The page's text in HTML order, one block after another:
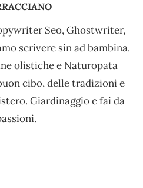
Seo, Ghostwriter,
scrivere sin ad bambina.
olistiche e Naturopata
cibo, delle tradizioni e
Giardinaggio e fai da